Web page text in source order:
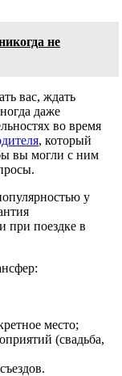
не
вас, ждать
даже
во время
, который
вы могли с ним
у
при поездке в
место;
(свадьба,